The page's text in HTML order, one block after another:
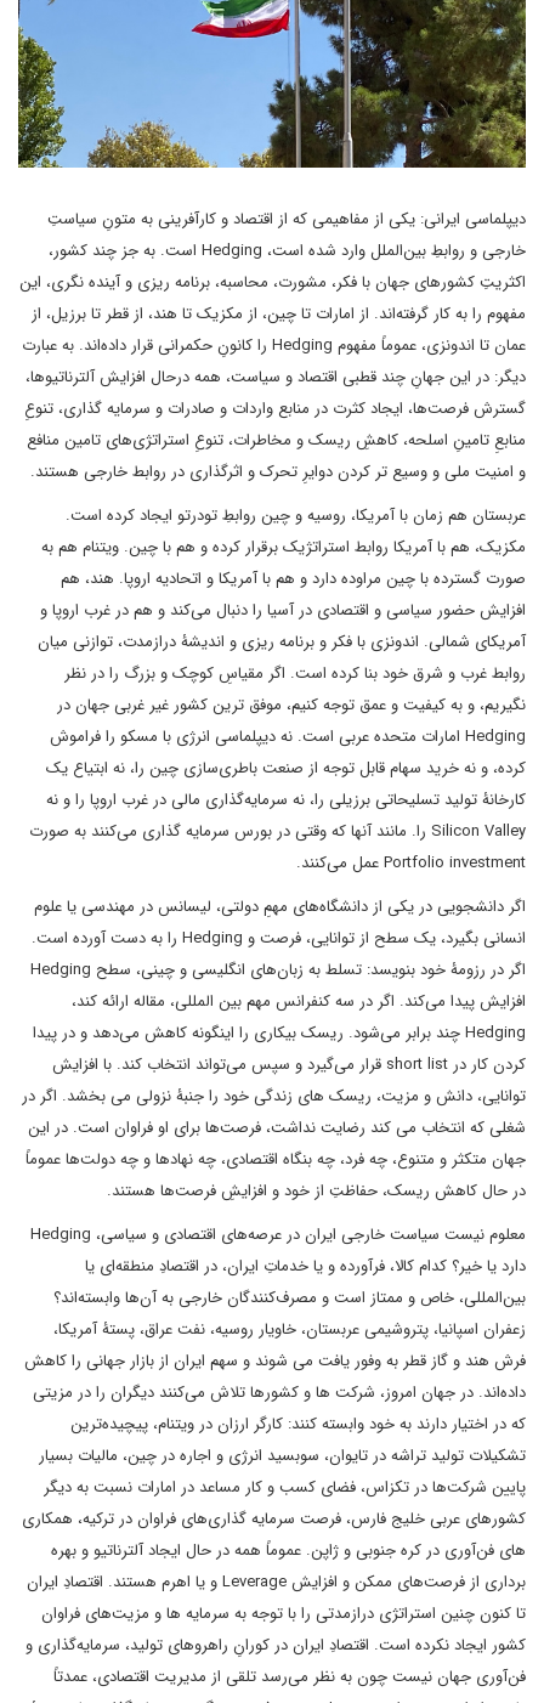
دیپلماسی ایرانی: یکی از مفاهیمی که از اقتصاد و کارآفرینی به متونِ سیاستِ
خارجی و روابطِ بین‌الملل وارد شده است، Hedging است. به جز چند کشور،
اکثریتِ کشورهای جهان با فکر، مشورت، محاسبه، برنامه ریزی و آینده نگری، این
مفهوم را به کار گرفته‌اند. از امارات تا چین، از مکزیک تا هند، از قطر تا برزیل، از
عمان تا اندونزی، عموماً مفهوم Hedging را کانونِ حکمرانی قرار داده‌اند. به عبارت
دیگر: در این جهانِ چند قطبی اقتصاد و سیاست، همه درحال افزایش آلترناتیوها،
گسترش فرصت‌ها، ایجاد کثرت در منابع واردات و صادرات و سرمایه گذاری، تنوعِ
منابعِ تامینِ اسلحه، کاهشِ ریسک و مخاطرات، تنوعِ استراتژی‌های تامین منافع
و امنیت ملی و وسیع تر کردن دوایرِ تحرک و اثرگذاری در روابط خارجی هستند.
عربستان هم زمان با آمریکا، روسیه و چین روابطِ تودرتو ایجاد کرده است.
مکزیک، هم با آمریکا روابط استراتژیک برقرار کرده و هم با چین. ویتنام هم به
صورت گسترده با چین مراوده دارد و هم با آمریکا و اتحادیه اروپا. هند، هم
افزایش حضور سیاسی و اقتصادی در آسیا را دنبال می‌کند و هم در غرب اروپا و
آمریکای شمالی. اندونزی با فکر و برنامه ریزی و اندیشۀ درازمدت، توازنی میان
روابط غرب و شرق خود بنا کرده است. اگر مقیاسِ کوچک و بزرگ را در نظر
نگیریم، و به کیفیت و عمق توجه کنیم، موفق ترین کشور غیر غربی جهان در
Hedging امارات متحده عربی است. نه دیپلماسی انرژی با مسکو را فراموش
کرده، و نه خرید سهام قابل توجه از صنعت باطری‌سازی چین را، نه ابتیاع یک
کارخانۀ تولید تسلیحاتی برزیلی را، نه سرمایه‌گذاری مالی در غرب اروپا را و نه
Silicon Valley را. مانند آنها که وقتی در بورس سرمایه گذاری می‌کنند به صورت
Portfolio investment عمل می‌کنند.
اگر دانشجویی در یکی از دانشگاه‌های مهمِ دولتی، لیسانس در مهندسی یا علوم
انسانی بگیرد، یک سطح از توانایی، فرصت و Hedging را به دست آورده است.
اگر در رزومۀ خود بنویسد: تسلط به زبان‌های انگلیسی و چینی، سطح Hedging
افزایش پیدا می‌کند. اگر در سه کنفرانس مهم بین المللی، مقاله ارائه کند،
Hedging چند برابر می‌شود. ریسک بیکاری را اینگونه کاهش می‌دهد و در پیدا
کردن کار در short list قرار می‌گیرد و سپس می‌تواند انتخاب کند. با افزایش
توانایی، دانش و مزیت، ریسک های زندگی خود را جنبۀ نزولی می بخشد. اگر در
شغلی که انتخاب می کند رضایت نداشت، فرصت‌ها برای او فراوان است. در این
جهان متکثر و متنوع، چه فرد، چه بنگاه اقتصادی، چه نهادها و چه دولت‌ها عموماً
در حال کاهش ریسک، حفاظتِ از خود و افزایشِ فرصت‌ها هستند.
معلوم نیست سیاست خارجی ایران در عرصه‌های اقتصادی و سیاسی، Hedging
دارد یا خیر؟ کدام کالا، فرآورده و یا خدماتِ ایران، در اقتصادِ منطقه‌ای یا
بین‌المللی، خاص و ممتاز است و مصرف‌کنندگان خارجی به آن‌ها وابسته‌اند؟
زعفران اسپانیا، پتروشیمی عربستان، خاویار روسیه، نفت عراق، پستۀ آمریکا،
فرش هند و گاز قطر به وفور یافت می شوند و سهم ایران از بازار جهانی را کاهش
داده‌اند. در جهان امروز، شرکت ها و کشورها تلاش می‌کنند دیگران را در مزیتی
که در اختیار دارند به خود وابسته کنند: کارگر ارزان در ویتنام، پیچیده‌ترین
تشکیلات تولید تراشه در تایوان، سوبسید انرژی و اجاره در چین، مالیات بسیار
پایین شرکت‌ها در تکزاس، فضای کسب و کار مساعد در امارات نسبت به دیگر
کشورهای عربی خلیج فارس، فرصت سرمایه گذاری‌های فراوان در ترکیه، همکاری
های فن‌آوری در کره جنوبی و ژاپن. عموماً همه در حال ایجاد آلترناتیو و بهره
برداری از فرصت‌های ممکن و افزایش Leverage و یا اهرم هستند. اقتصادِ ایران
تا کنون چنین استراتژی درازمدتی را با توجه به سرمایه ها و مزیت‌های فراوان
کشور ایجاد نکرده است. اقتصادِ ایران در کورانِ راهروهای تولید، سرمایه‌گذاری و
فن‌آوری جهان نیست چون به نظر می‌رسد تلقی از مدیریت اقتصادی، عمدتاً